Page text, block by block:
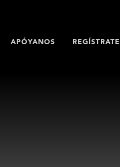
APÓYANOS REGÍSTRATE